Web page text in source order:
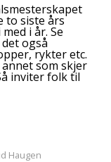
to siste års
i år. Se
også
rykter etc.
som skjer
inviter folk til
Haugen